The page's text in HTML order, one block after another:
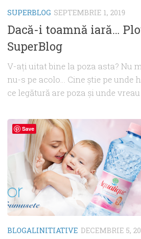
SUPERBLOG SEPTEMBRIE 1, 2019
Dacă-i toamnă iară…
SuperBlog
V-aţi uitat bine la poza asta? Nu
nu-s pe acolo… Cine ştie pe unde
ce legătură are poza şi unde vreau
BLOGALINITIATIVE DECEMBRIE 5,
Save